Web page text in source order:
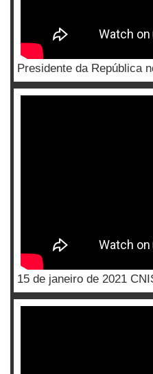
Presidente da República
15 de janeiro de 2021